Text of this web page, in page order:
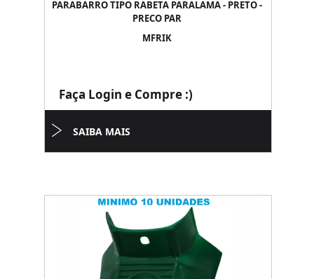
PARABARRO TIPO RABETA PARALAMA - PRETO -
PRECO PAR
MFRIK
Faça Login e Compre :)
SAIBA MAIS